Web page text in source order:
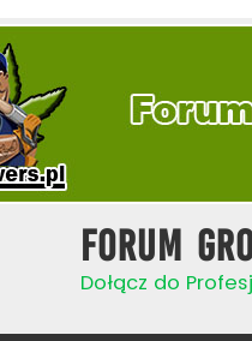
Forum
Dołącz do